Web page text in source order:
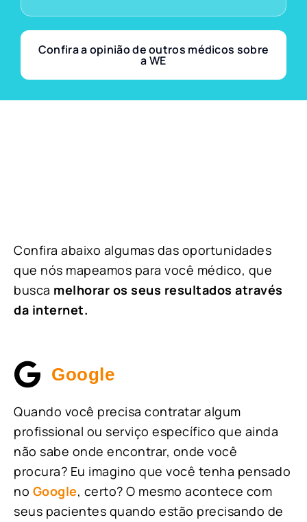
Confira a opinião de outros médicos sobre
a WE
Confira abaixo algumas das oportunidades
que nós mapeamos para você médico, que
busca melhorar os seus resultados através
da internet.
Google
Quando você precisa contratar algum
profissional ou serviço específico que ainda
não sabe onde encontrar, onde você
procura? Eu imagino que você tenha pensado
no Google, certo? O mesmo acontece com
seus pacientes quando estão precisando de